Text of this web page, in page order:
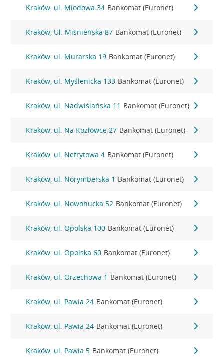
Kraków, ul. Miodowa 34 Bankomat (Euronet)
Kraków, Ul. Miśnieńska 87 Bankomat (Euronet)
Kraków, ul. Murarska 19 Bankomat (Euronet)
Kraków, ul. Myślenicka 133 Bankomat (Euronet)
Kraków, ul. Nadwiślańska 11 Bankomat (Euronet)
Kraków, ul. Na Kozłówce 27 Bankomat (Euronet)
Kraków, ul. Nefrytowa 4 Bankomat (Euronet)
Kraków, ul. Norymberska 1 Bankomat (Euronet)
Kraków, ul. Nowohucka 52 Bankomat (Euronet)
Kraków, ul. Opolska 100 Bankomat (Euronet)
Kraków, ul. Opolska 60 Bankomat (Euronet)
Kraków, ul. Orzechowa 1 Bankomat (Euronet)
Kraków, ul. Pawia 24 Bankomat (Euronet)
Kraków, ul. Pawia 24 Bankomat (Euronet)
Kraków, ul. Pawia 5 Bankomat (Euronet)